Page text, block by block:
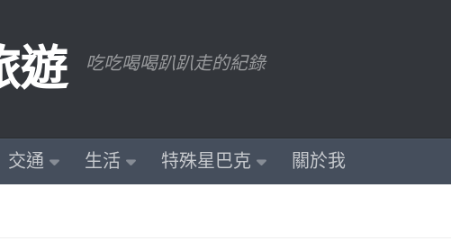
遊 吃吃喝喝趴趴走的紀錄
交通 生活 特殊星巴克 關於我